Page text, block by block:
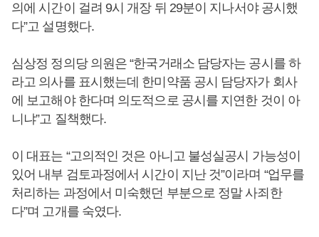
의에 시간이 걸려 9시 개장 뒤 29분이 지나서야 공시했
다”고 설명했다.
심상정 정의당 의원은 “한국거래소 담당자는 공시를 하
라고 의사를 표시했는데 한미약품 공시 담당자가 회사
에 보고해야 한다며 의도적으로 공시를 지연한 것이 아
니냐”고 질책했다.
이 대표는 “고의적인 것은 아니고 불성실공시 가능성이
있어 내부 검토과정에서 시간이 지난 것”이라며 “업무를
처리하는 과정에서 미숙했던 부분으로 정말 사죄한
다”며 고개를 숙였다.